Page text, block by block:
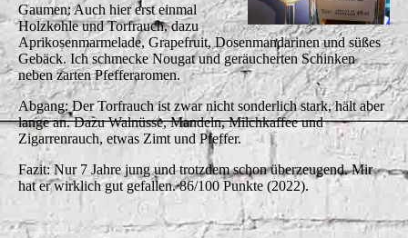
Gaumen: Auch hier erst einmal
Holzkohle und Torfrauch, dazu
Aprikosenmarmelade, Grapefruit, Dosenmandarinen und süßes
Gebäck. Ich schmecke Nougat und geräucherten Schinken
neben zarten Pfefferaromen.
Abgang: Der Torfrauch ist zwar nicht sonderlich stark, hält aber
lange an. Dazu Walnüsse, Mandeln, Milchkaffee und
Zigarrenrauch, etwas Zimt und Pfeffer.
Fazit: Nur 7 Jahre jung und trotzdem schon überzeugend. Mir
hat er wirklich gut gefallen. 86/100 Punkte (2022).